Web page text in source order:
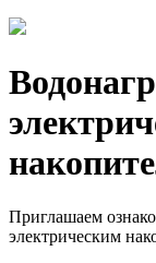
Приглашаем
электрическим